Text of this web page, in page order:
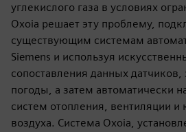
углекислого газа в условиях
Oxoia решает эту проблему,
существующим системам
Siemens и используя
сопоставления данных датчиков,
погоды, а затем автоматически
систем отопления, вентиляции и
воздуха. Система Oxoia,